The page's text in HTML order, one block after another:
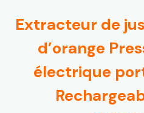
كن أول من يقيم “Extracteur de jus
d’orange
électrique